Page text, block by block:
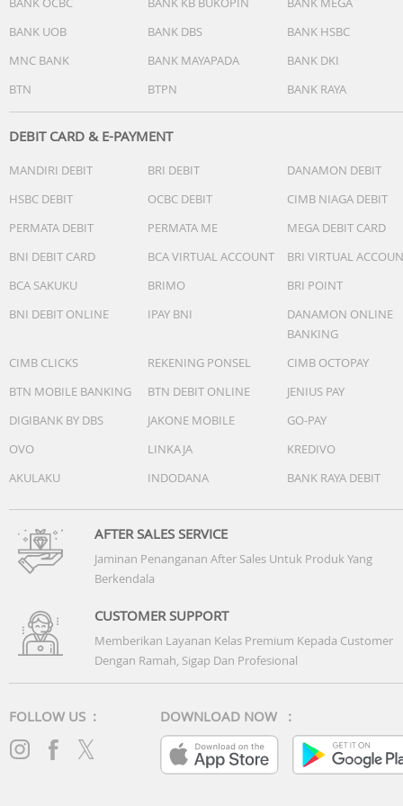
Meter-TSA-453/
BANK UOB
BANK DBS
BANK HSBC
MNC BANK
BANK MAYAPADA
BANK DKI
BTN
BTPN BANK RAYA
DEBIT CARD & E-PAYMENT
MANDIRI DEBIT BRI DEBIT
DANAMON DEBIT
HSBC DEBIT
OCBC DEBIT
CIMB NIAGA DEBIT
PERMATA DEBIT
PERMATA ME
MEGA DEBIT CARD
BNI DEBIT CARD
BCA VIRTUAL ACCOUNT
BRI VIRTUAL
BCA SAKUKU
BRIMO
BRI POINT
BNI DEBIT ONLINE
IPAY BNI
DANAMON ONLINE
BANKING
CIMB CLICKS
REKENING PONSEL
CIMB OCTOPAY
BTN MOBILE BANKING
BTN DEBIT ONLINE
JENIUS PAY
DIGIBANK BY DBS
JAKONE MOBILE
GO-PAY
OVO
LINKAJA
KREDIVO
AKULAKU
INDODANA BANK RAYA DEBIT
AFTER SALES SERVICE
Jaminan Penanganan After Sales Untuk Produk Yang
Berkendala
CUSTOMER SUPPORT
Memberikan Layanan Kelas Premium Kepada Customer
Dengan Ramah, Sigap Dan Profesional
FOLLOW US : DOWNLOAD NOW :